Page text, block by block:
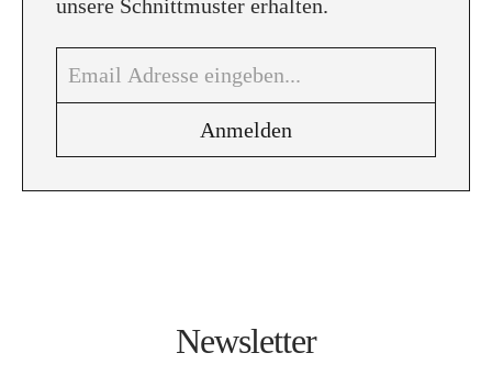
unsere Schnittmuster erhalten.
Newsletter